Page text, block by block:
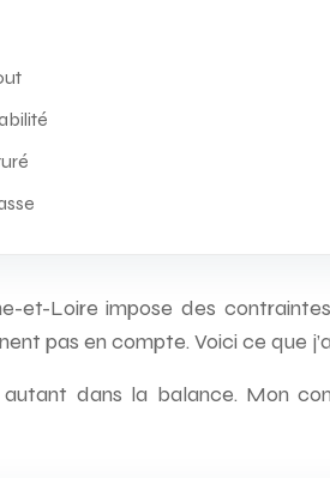
Loire impose des
pas en compte. Voici ce que
dans la balance. Mon